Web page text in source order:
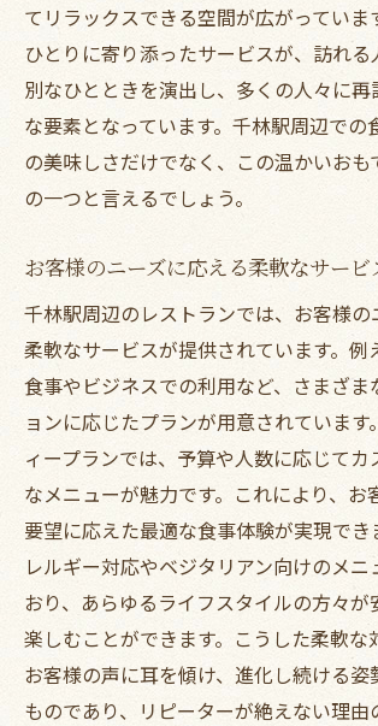
てリラックスできる空間が広がっていま
ひとりに寄り添ったサービスが、訪れ
別なひとときを演出し、多くの人々に
な要素となっています。千林駅周辺での
の美味しさだけでなく、この温かいおも
の一つと言えるでしょう。
お客様のニーズに応える柔軟なサービ
千林駅周辺のレストランでは、お客様の
柔軟なサービスが提供されています。例
食事やビジネスでの利用など、さまざま
ョンに応じたプランが用意されています
ィープランでは、予算や人数に応じて
なメニューが魅力です。これにより、お
要望に応えた最適な食事体験が実現でき
レルギー対応やベジタリアン向けのメニ
おり、あらゆるライフスタイルの方々が
楽しむことができます。こうした柔軟な
お客様の声に耳を傾け、進化し続ける姿
ものであり、リピーターが絶えない理由